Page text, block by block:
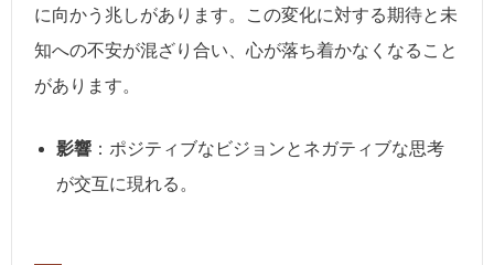
に向かう兆しがあります。この変化に対する期待と未
知への不安が混ざり合い、心が落ち着かなくなること
があります。
影響 ：ポジティブなビジョンとネガティブな思考
が交互に現れる。